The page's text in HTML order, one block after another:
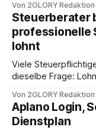
angewiesen ist,
Frage: Muss die
oder ist ein Leben
Intensivpflege
Von 2GLORY Redaktion
Steuerberater
professionelle
lohnt
Viele
dieselbe Frage:
erledigen? Die
aus – sobald jedoch
Von 2GLORY Redaktion
Aplano Login,
Dienstplan